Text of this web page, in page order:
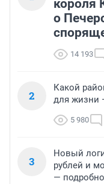
короля
о
14 193
2
Какой
для жизни
5 980
3
Новый
рублей и
—